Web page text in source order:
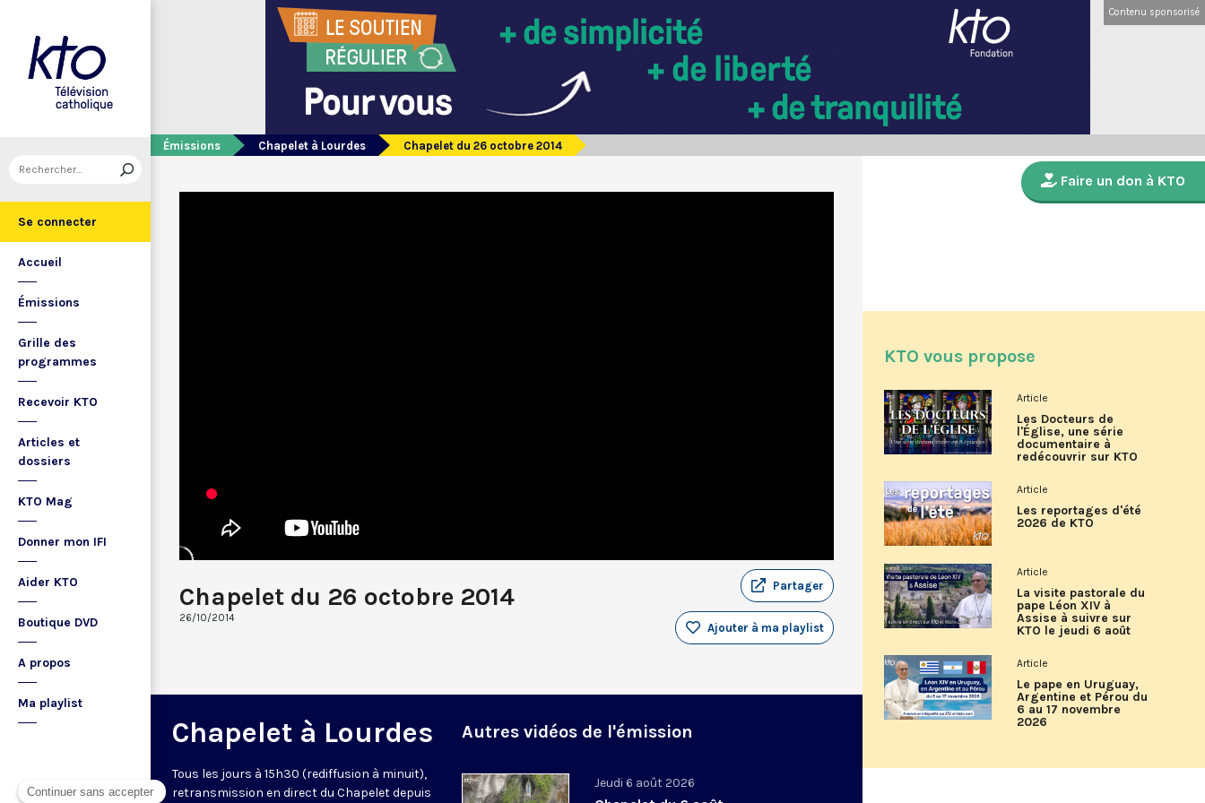
Se connecter
Accueil
Émissions
Grille des
programmes
Recevoir KTO
Articles et
dossiers
KTO Mag
Donner mon IFI
Aider KTO
Boutique DVD
A propos
Ma playlist
Contenu sponsorisé
Émissions Chapelet à Lourdes Chapelet du 26 octobre 2014
Chapelet du 26 octobre 2014
26/10/2014
Partager
Ajouter à ma playlist
Chapelet à Lourdes
Tous les jours à 15h30 (rediffusion à minuit),
retransmission en direct du Chapelet depuis
Autres vidéos de l'émission
Jeudi 6 août 2026
Faire un don à KTO
KTO vous propose
Article
Les Docteurs de
l'Église, une série
documentaire à
redécouvrir sur KTO
Article
Les reportages d'été
2026 de KTO
Article
La visite pastorale du
pape Léon XIV à
Assise à suivre sur
KTO le jeudi 6 août
Article
Le pape en Uruguay,
Argentine et Pérou du
6 au 17 novembre
2026